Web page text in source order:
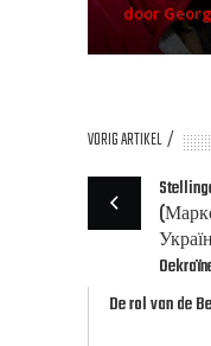
door
VORIG ARTIKEL
De rol van de